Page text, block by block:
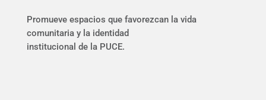
Promueve espacios que favorezcan la vida
comunitaria y la identidad
institucional de la PUCE.